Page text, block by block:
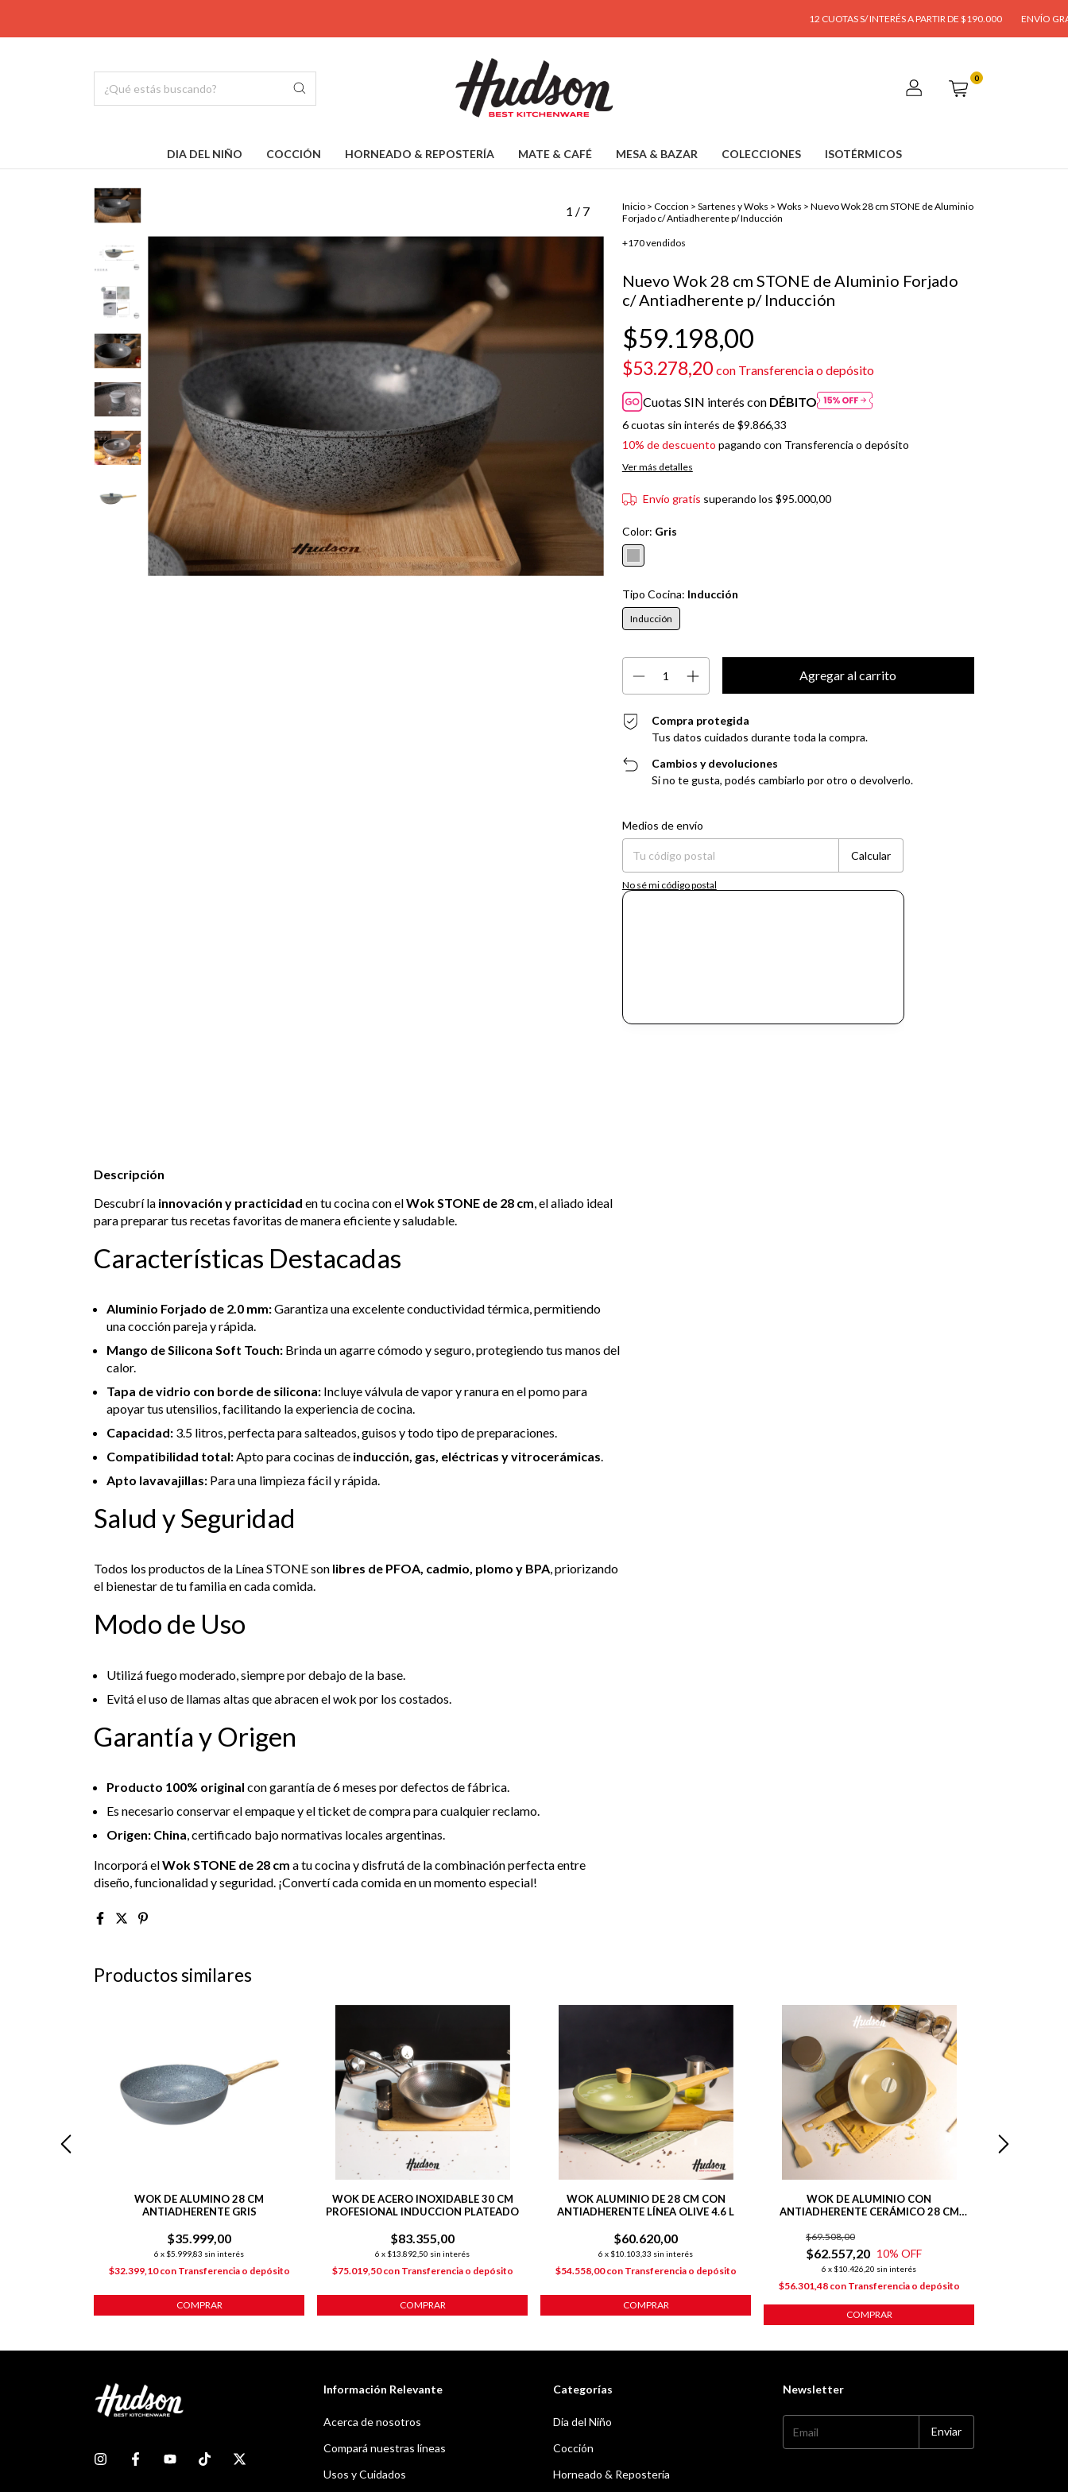
12 CUOTAS S/ INTERÉS A PARTIR DE $190.000 ENVÍO GRATIS A
0
DIA DEL NIÑO COCCIÓN HORNEADO & REPOSTERÍA MATE & CAFÉ MESA & BAZAR COLECCIONES ISOTÉRMICOS
1 / 7 Inicio > Coccion > Sartenes y Woks > Woks > Nuevo Wok 28 cm STONE de Aluminio
Forjado c/ Antiadherente p/ Inducción
+170 vendidos
Nuevo Wok 28 cm STONE de Aluminio Forjado
c/ Antiadherente p/ Inducción
$59.198,00
$53.278,20 con Transferencia o depósito
Cuotas SIN interés con DÉBITO
6cuotas sin interés de$9.866,33
10% de descuento pagando con Transferencia o depósito
Ver más detalles
Envío gratis superando los$95.000,00
Color: Gris
Tipo Cocina: Inducción
Inducción
Compra protegida
Tus datos cuidados durante toda la compra.
Cambios y devoluciones
Si no te gusta, podés cambiarlo por otro o devolverlo.
Entregas para el CP:
Medios de envío
Calcular
No sé mi código postal
Descripción
Descubrí la innovación y practicidad en tu cocina con elWok STONE de 28 cm, el aliado ideal
para preparar tus recetas favoritas de manera eficiente y saludable.
Características Destacadas
Aluminio Forjado de 2.0 mm:Garantiza una excelente conductividad térmica, permitiendo
una cocción pareja y rápida.
Mango de Silicona Soft Touch: Brinda un agarre cómodo y seguro, protegiendo tus manos del
calor.
Tapa de vidrio con borde de silicona: Incluye válvula de vapor y ranura en el pomo para
apoyar tus utensilios, facilitando la experiencia de cocina.
Capacidad: 3.5 litros, perfecta para salteados, guisos y todo tipo de preparaciones.
Compatibilidad total:Apto para cocinas de inducción, gas, eléctricas y vitrocerámicas.
Apto lavavajillas: Para una limpieza fácil y rápida.
Salud y Seguridad
Todos los productos de la Línea STONE son libres de PFOA, cadmio, plomo y BPA, priorizando
el bienestar de tu familia en cada comida.
Modo de Uso
Utilizá fuego moderado, siempre por debajo de la base.
Evitá el uso de llamas altas que abracen el wok por los costados.
Garantía y Origen
Producto 100% original con garantía de 6 meses por defectos de fábrica.
Es necesario conservar el empaque y el ticket de compra para cualquier reclamo.
Origen: China , certificado bajo normativas locales argentinas.
Incorporá elWok STONE de 28 cm a tu cocina y disfrutá de la combinación perfecta entre
diseño, funcionalidad y seguridad. ¡Convertí cada comida en un momento especial!
Productos similares
WOK DE ALUMINO 28 CM
ANTIADHERENTE GRIS
$35.999,00
6 x $5.999,83 sin interés
$32.399,10con Transferencia o depósito
COMPRAR
WOK DE ACERO INOXIDABLE 30 CM
PROFESIONAL INDUCCION PLATEADO
$83.355,00
6 x $13.892,50 sin interés
$75.019,50con Transferencia o depósito
COMPRAR
WOK ALUMINIO DE 28 CM CON
ANTIADHERENTE LÍNEA OLIVE 4.6 L
$60.620,00
6 x $10.103,33 sin interés
$54.558,00con Transferencia o depósito
COMPRAR
WOK DE ALUMINIO CON
ANTIADHERENTE CERÁMICO 28 CM
$62.557,20
$69.508,00
10% OFF
6 x $10.426,20 sin interés
$56.301,48 con Transferencia o depósito
COMPRAR
Información Relevante
Acerca de nosotros
Compará nuestras líneas
Usos y Cuidados
Categorías
Dia del Niño
Cocción
Horneado & Repostería
Newsletter